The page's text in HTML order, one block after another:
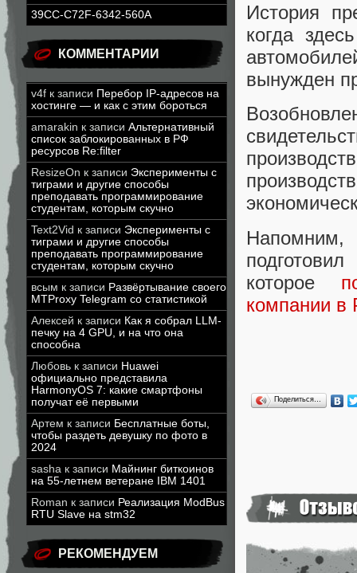
39CC-C72F-6342-560A
КОММЕНТАРИИ
v4f к записи Перебор IP-адресов на
хостинге — и как с этим бороться
amarakin к записи Альтернативный
список заблокированных в РФ
ресурсов Re:filter
ResizeOn к записи Эксперименты с
тиграми и другие способы
преподавать программирование
студентам, которым скучно
Text2Vid к записи Эксперименты с
тиграми и другие способы
преподавать программирование
студентам, которым скучно
всым к записи Развёртывание своего
MTProxy Telegram со статистикой
Алексей к записи Как я собрал LLM-
печку на 4 GPU, и на что она
способна
Любовь к записи Huawei
официально представила
HarmonyOS 7: какие смартфоны
получат её первыми
Артем к записи Бесплатные боты,
чтобы раздеть девушку по фото в
2024
sasha к записи Майнинг биткоинов
на 55-летнем ветеране IBM 1401
Roman к записи Реализация ModBus
RTU Slave на stm32
РЕКОМЕНДУЕМ
История
когда
вынужден
Напомним,
которое
компании в
Поделиться…